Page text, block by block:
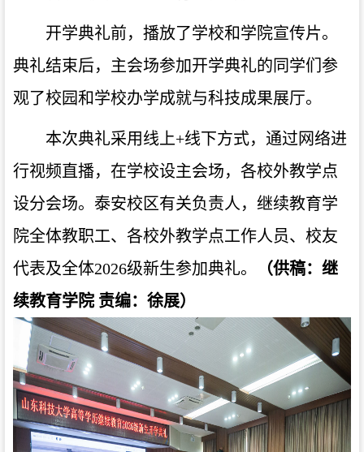
开学典礼前，播放了学校和学院宣传片。
典礼结束后，主会场参加开学典礼的同学们参
观了校园和学校办学成就与科技成果展厅。
本次典礼采用线上+线下方式，通过网络进
行视频直播，在学校设主会场，各校外教学点
设分会场。 泰安校区有关负责人，继续教育学
院全体教职工、各校外教学点工作人员、校友
代表及全体2026级新生参加典礼。
（供稿：继
续教育学院 责编：徐展）